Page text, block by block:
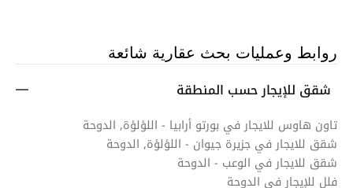
روابط وعمليات بحث عقارية شائعة
شقق للإيجار حسب المنطقة
تاون هاوس للايجار في بورتو أرابيا - اللؤلؤة, الدوحة
شقق للايجار في جزيرة جيوان - اللؤلؤة, الدوحة
شقق للايجار في الوعب - الدوحة
فلل للإيجار في الدوحة